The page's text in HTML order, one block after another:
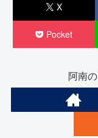
X
Pocket
阿南